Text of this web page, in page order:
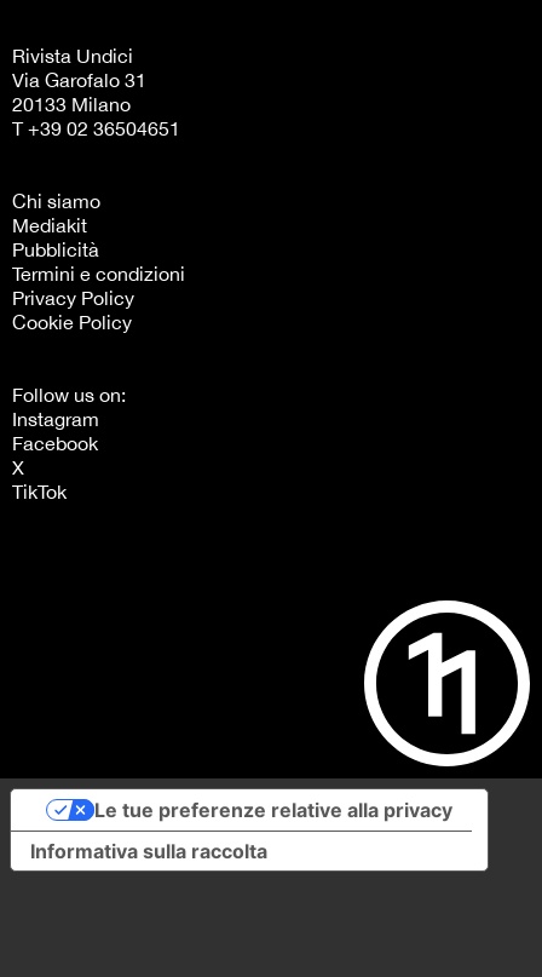
Rivista Undici
Via Garofalo 31
20133 Milano
T +39 02 36504651
Chi siamo
Mediakit
Pubblicità
Termini e condizioni
Privacy Policy
Cookie Policy
Follow us on:
Instagram
Facebook
X
TikTok
Informativa sulla raccolta
Le tue preferenze relative alla privacy